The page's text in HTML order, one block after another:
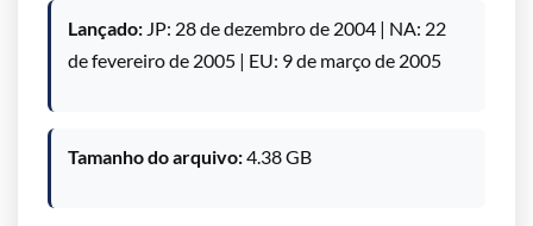
Lançado: JP: 28 de dezembro de 2004 | NA: 22
de fevereiro de 2005 | EU: 9 de março de 2005
Tamanho do arquivo:4.38 GB